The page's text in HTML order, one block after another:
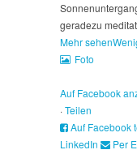
geradezu
Mehr sehen
Foto
Auf Facebook
·Teilen
Auf Facebook
LinkedIn
Per